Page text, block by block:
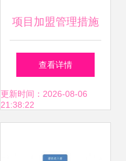
项目加盟管理措施
与企业加盟管理体
系构建
查看详情
更新时间：2026-08-06
21:38:22